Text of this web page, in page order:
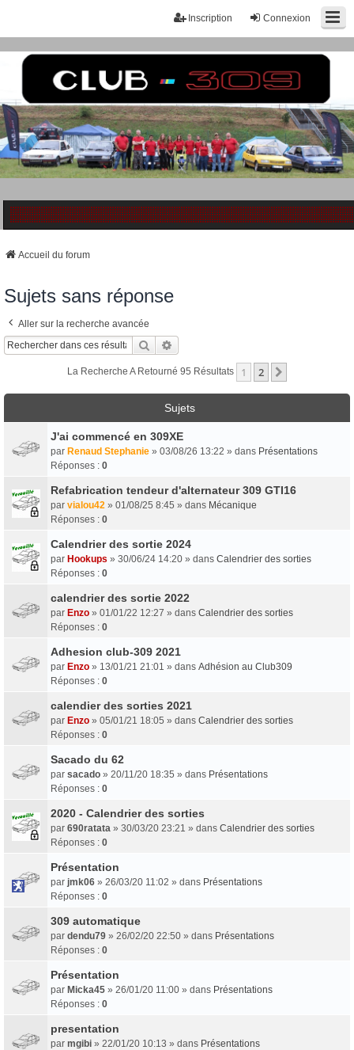
Connexion
Inscription
Accueil du forum
Sujets sans réponse
Aller sur la recherche avancée
Rechercher
La Recherche A Retourné 95 Résultats 1 2
Sujets
J'ai commencé en 309XE
par Renaud Stephanie » 03/08/26 13:22 » dans Présentations
Réponses : 0
Refabrication tendeur d'alternateur 309 GTI16
par vialou42 » 01/08/25 8:45 » dans Mécanique
Réponses : 0
Calendrier des sortie 2024
par Hookups » 30/06/24 14:20 » dans Calendrier des sorties
Réponses : 0
calendrier des sortie 2022
par Enzo » 01/01/22 12:27 » dans Calendrier des sorties
Réponses : 0
Adhesion club-309 2021
par Enzo » 13/01/21 21:01 » dans Adhésion au Club309
Réponses : 0
calendier des sorties 2021
par Enzo » 05/01/21 18:05 » dans Calendrier des sorties
Réponses : 0
Sacado du 62
par sacado » 20/11/20 18:35 » dans Présentations
Réponses : 0
2020 - Calendrier des sorties
par 690ratata » 30/03/20 23:21 » dans Calendrier des sorties
Réponses : 0
Présentation
par jmk06 » 26/03/20 11:02 » dans Présentations
Réponses : 0
309 automatique
par dendu79 » 26/02/20 22:50 » dans Présentations
Réponses : 0
Présentation
par Micka45 » 26/01/20 11:00 » dans Présentations
Réponses : 0
presentation
par mgibi » 22/01/20 10:13 » dans Présentations